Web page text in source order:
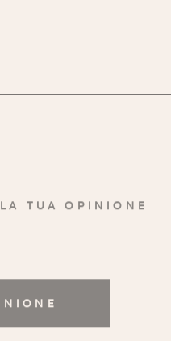
TUA OPINIONE